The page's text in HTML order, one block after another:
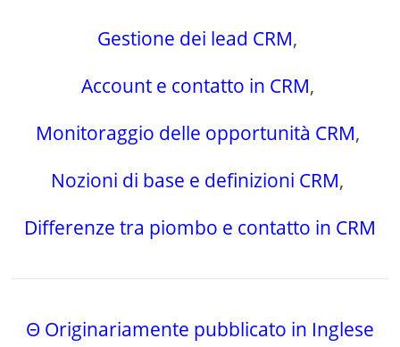
Gestione dei lead CRM,
Account e contatto in CRM,
Monitoraggio delle opportunità CRM,
Nozioni di base e definizioni CRM,
Differenze tra piombo e contatto in CRM
Θ Originariamente pubblicato in Inglese